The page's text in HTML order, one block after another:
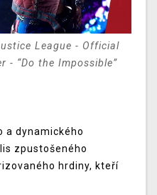
League - Official
- “Do the Impossible”
a dynamického
zpustošeného
hrdiny, kteří